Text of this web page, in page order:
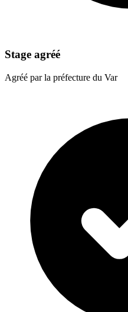
Stage agréé
Agréé par la préfecture du Var